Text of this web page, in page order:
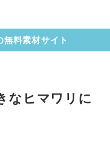
料素材サイト
なヒマワリに